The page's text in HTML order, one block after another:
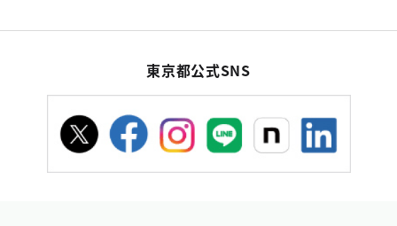
東京都公式SNS